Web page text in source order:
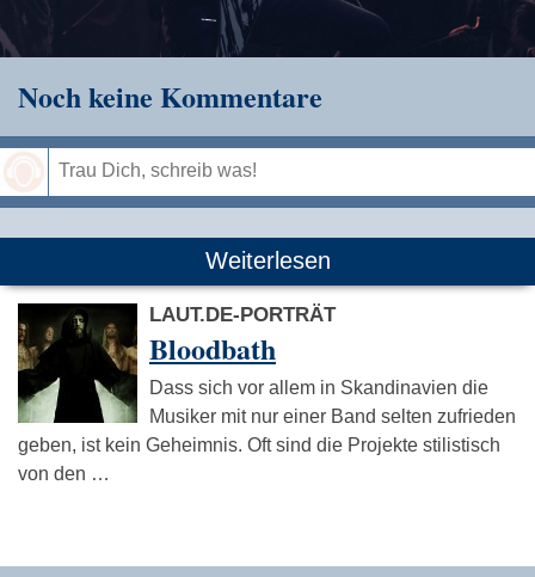
Noch keine Kommentare
Weiterlesen
LAUT.DE-PORTRÄT
Bloodbath
Dass sich vor allem in Skandinavien die
Musiker mit nur einer Band selten zufrieden
geben, ist kein Geheimnis. Oft sind die Projekte stilistisch
von den …